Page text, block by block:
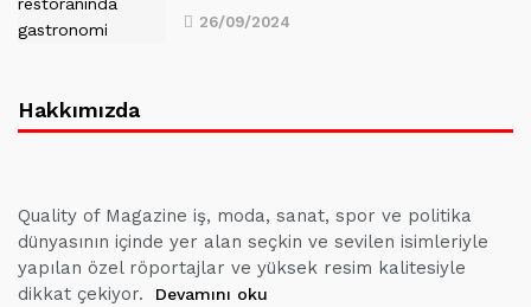
26/09/2024
Hakkımızda
Quality of Magazine iş, moda, sanat, spor ve politika
dünyasının içinde yer alan seçkin ve sevilen isimleriyle
yapılan özel röportajlar ve yüksek resim kalitesiyle
dikkat çekiyor.
Devamını oku